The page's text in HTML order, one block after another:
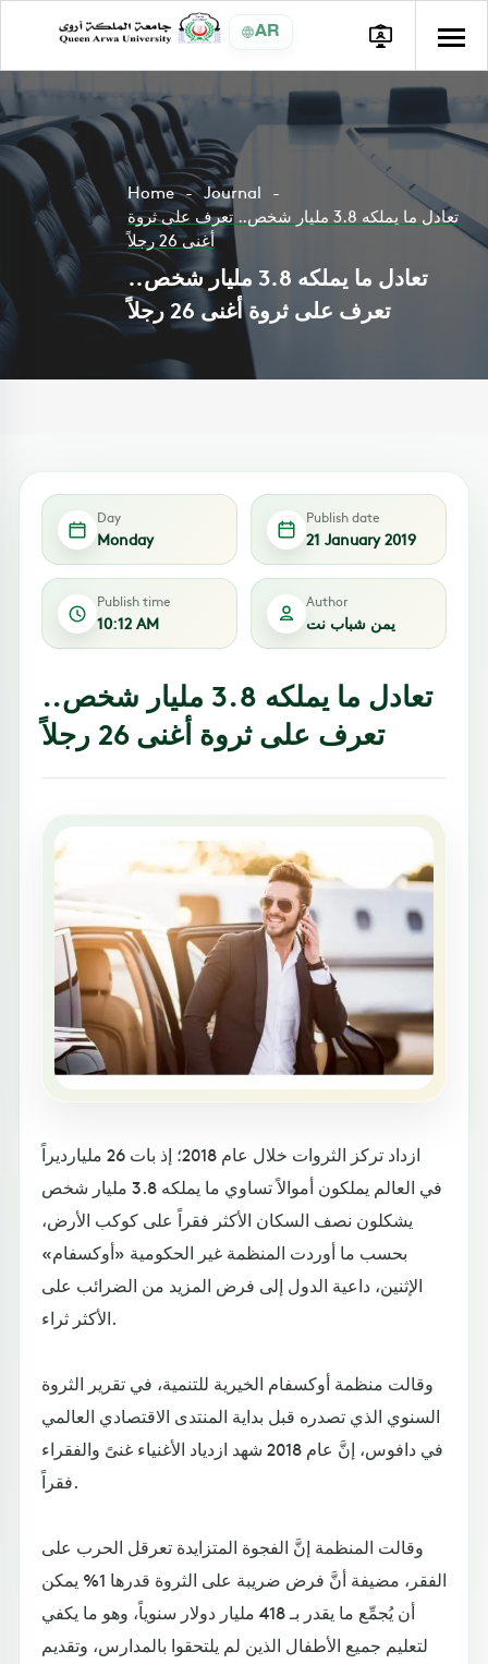
AR
Home
Journal
تعادل ما يملكه 3.8 مليار شخص.. تعرف على ثروة
أغنى 26 رجلاً
تعادل ما يملكه 3.8 مليار شخص..
تعرف على ثروة أغنى 26 رجلاً
Day
Monday
Publish date
21 January 2019
Publish time
10:12 AM
Author
يمن شباب نت
تعادل ما يملكه 3.8 مليار شخص..
تعرف على ثروة أغنى 26 رجلاً
ازداد تركز الثروات خلال عام 2018؛ إذ بات 26 مليارديراً
في العالم يملكون أموالاً تساوي ما يملكه 3.8 مليار شخص
يشكلون نصف السكان الأكثر فقراً على كوكب الأرض،
بحسب ما أوردت المنظمة غير الحكومية «أوكسفام»
الإثنين، داعية الدول إلى فرض المزيد من الضرائب على
الأكثر ثراء.
وقالت منظمة أوكسفام الخيرية للتنمية، في تقرير الثروة
السنوي الذي تصدره قبل بداية المنتدى الاقتصادي العالمي
في دافوس، إنَّ عام 2018 شهد ازدياد الأغنياء غنىً والفقراء
فقراً.
وقالت المنظمة إنَّ الفجوة المتزايدة تعرقل الحرب على
الفقر، مضيفة أنَّ فرض ضريبة على الثروة قدرها 1% يمكن
أن يُجمِّع ما يقدر بـ 418 مليار دولار سنوياً، وهو ما يكفي
لتعليم جميع الأطفال الذين لم يلتحقوا بالمدارس، وتقديم